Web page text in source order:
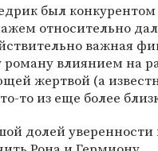
был конкурентом
относительно
важная
роману влиянием на
жертвой (а
то из еще более
долей